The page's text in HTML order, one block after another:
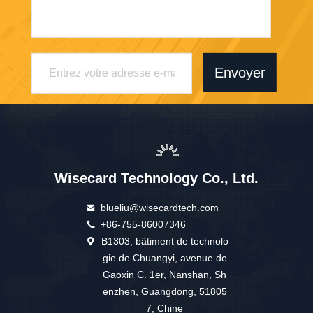
Envoyer
Wisecard Technology Co., Ltd.
blueliu@wisecardtech.com
+86-755-86007346
B1303, bâtiment de technolo
gie de Chuangyi, avenue de
Gaoxin C. 1er, Nanshan, Sh
enzhen, Guangdong, 51805
7, Chine